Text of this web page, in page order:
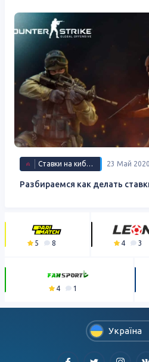
Ставки на киберспорт 23 Май 2020
Разбираемся как делать
5 8 4 3
4 1
Україна